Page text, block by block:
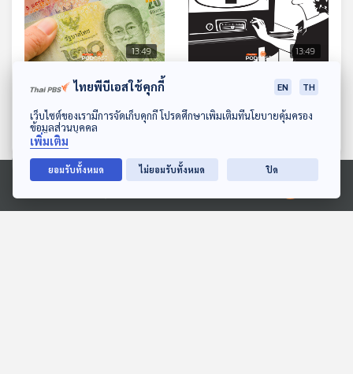
ดาวน์โหลด Thai PBS Podcast Application
Ⓒ 2020 องค์การกระจายเสียงและแพร่ภาพสาธารณะแห่งประเทศไทย
13:49
EP. 433: นโยบายพักหนี้
เกษตรกร พักแล้วทำไมหนี้
ไม่หายแถมยังเพิ่มขึ้นอีก
เศรษฐกิจติดบ้าน
13:49
EP. 434: เบื้องหลังพลังซีรีส์
โลก
เศรษฐกิจติดบ้าน
ไทยพีบีเอสใช้คุกกี้ EN TH
เว็บไซต์ของเรามีการจัดเก็บคุกกี้ โปรดศึกษาเพิ่มเติมที่นโยบายคุ้มครอง
ข้อมูลส่วนบุคคล
เพิ่มเติม
ยอมรับทั้งหมด ไม่ยอมรับทั้งหมด ปิด